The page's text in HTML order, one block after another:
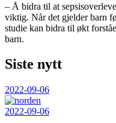
– Å bidra til at
viktig. Når det gjelder barn
studie kan bidra til økt
barn.
Siste nytt
2022-09-06
2022-09-06